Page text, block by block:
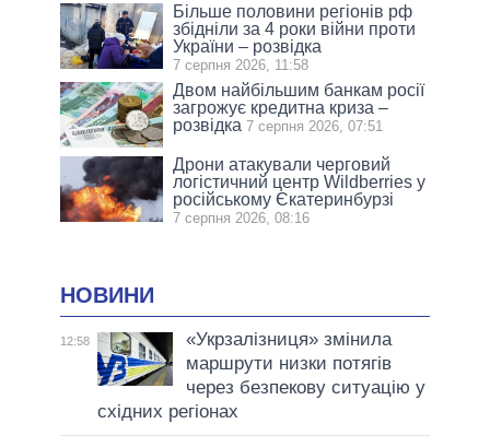
Більше половини регіонів рф
збідніли за 4 роки війни проти
України – розвідка
7 серпня 2026, 11:58
Двом найбільшим банкам росії
загрожує кредитна криза –
розвідка 7 серпня 2026, 07:51
Дрони атакували черговий
логістичний центр Wildberries у
російському Єкатеринбурзі
7 серпня 2026, 08:16
НОВИНИ
12:58
«Укрзалізниця» змінила
маршрути низки потягів
через безпекову ситуацію у
східних регіонах